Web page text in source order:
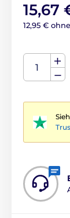
15,67
12,95 €